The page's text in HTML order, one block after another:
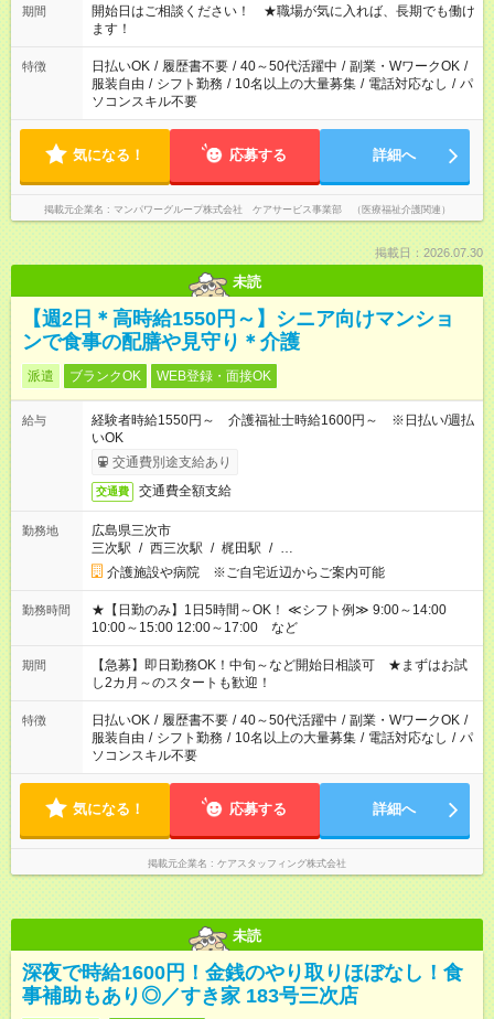
週40時間超の就業はご案内できません ※法令に基づき、週20時
間以上勤務は社会保険への加入対象となります ※労働者派遣法
（日雇い派遣の原則禁止）により、短時間・短期間の就業はご
案内が難しい場合があります
期間
開始日はご相談ください！ ★職場が気に入れば、長期でも働け
ます！
特徴 日払いOK / 履歴書不要 / 40～50代活躍中 / 副業・WワークOK /
服装自由 / シフト勤務 / 10名以上の大量募集 / 電話対応なし / パ
ソコンスキル不要
気になる！ 応募する 詳細へ
掲載元企業名 マンパワーグループ株式会社 ケアサービス事業部 （医療福祉介護関連）
掲載日：2026.07.30
未読
【週2日＊高時給1550円～】シニア向けマンショ
ンで食事の配膳や見守り＊介護
派遣 ブランクOK WEB登録・面接OK
給与
経験者時給1550円～ 介護福祉士時給1600円～ ※日払い/週払
いOK
交通費別途支給あり
交通費 交通費全額支給
勤務地
広島県三次市
三次駅 / 西三次駅 / 梶田駅 / …
介護施設や病院 ※ご自宅近辺からご案内可能
勤務時間
★【日勤のみ】1日5時間～OK！ ≪シフト例≫ 9:00～14:00
10:00～15:00 12:00～17:00 など
期間
【急募】即日勤務OK！中旬～など開始日相談可 ★まずはお試
し2カ月～のスタートも歓迎！
特徴 日払いOK / 履歴書不要 / 40～50代活躍中 / 副業・WワークOK /
服装自由 / シフト勤務 / 10名以上の大量募集 / 電話対応なし / パ
ソコンスキル不要
気になる！ 応募する 詳細へ
掲載元企業名 ケアスタッフィング株式会社
未読
深夜で時給1600円！金銭のやり取りほぼなし！食
事補助もあり◎／すき家 183号三次店